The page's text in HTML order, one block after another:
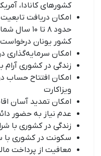
کشورهای کانادا،
امکان دریافت
حدود ۸ تا
کشور یونان
امکان سرمایه‌گذاری
زندگی در کشوری آرام
امکان افتتاح حساب
ویزاکارت
امکان تمدید آسان
عدم نیاز به حضور
زندگی در کشوری با
سکونت در کشوری با
معافیت از پرداخت